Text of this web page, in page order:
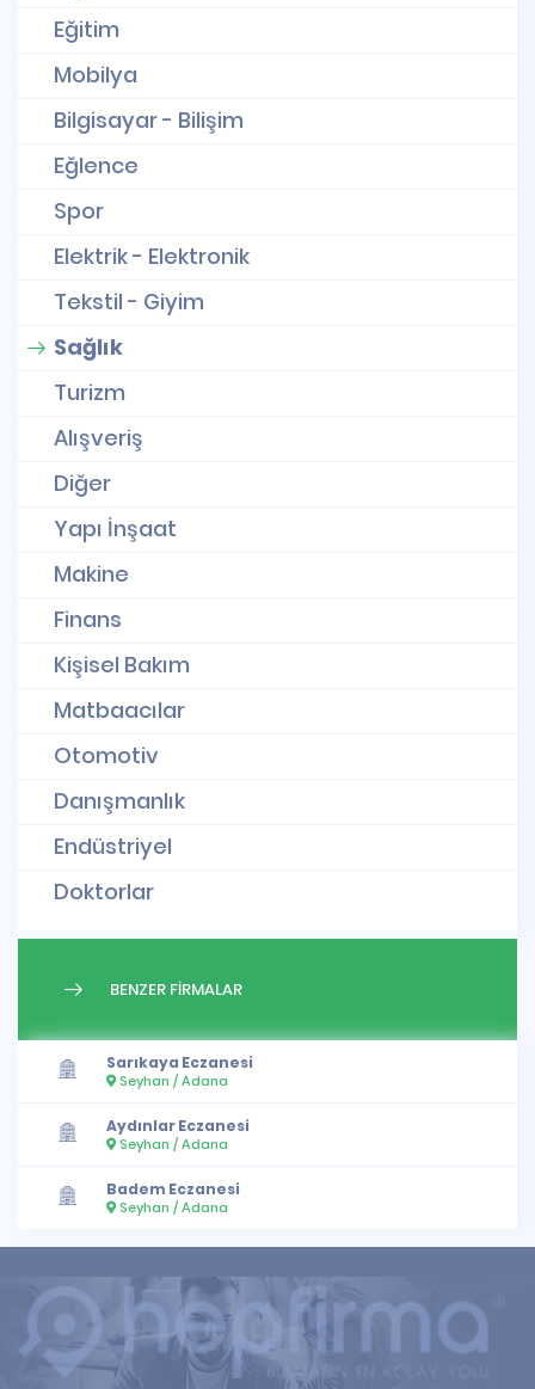
Eğitim
Mobilya
Bilgisayar - Bilişim
Eğlence
Spor
Elektrik - Elektronik
Tekstil - Giyim
Sağlık
Turizm
Alışveriş
Diğer
Yapı İnşaat
Makine
Finans
Kişisel Bakım
Matbaacılar
Otomotiv
Danışmanlık
Endüstriyel
Doktorlar
BENZER FİRMALAR
Sarıkaya Eczanesi
Seyhan / Adana
Aydınlar Eczanesi
Seyhan / Adana
Badem Eczanesi
Seyhan / Adana